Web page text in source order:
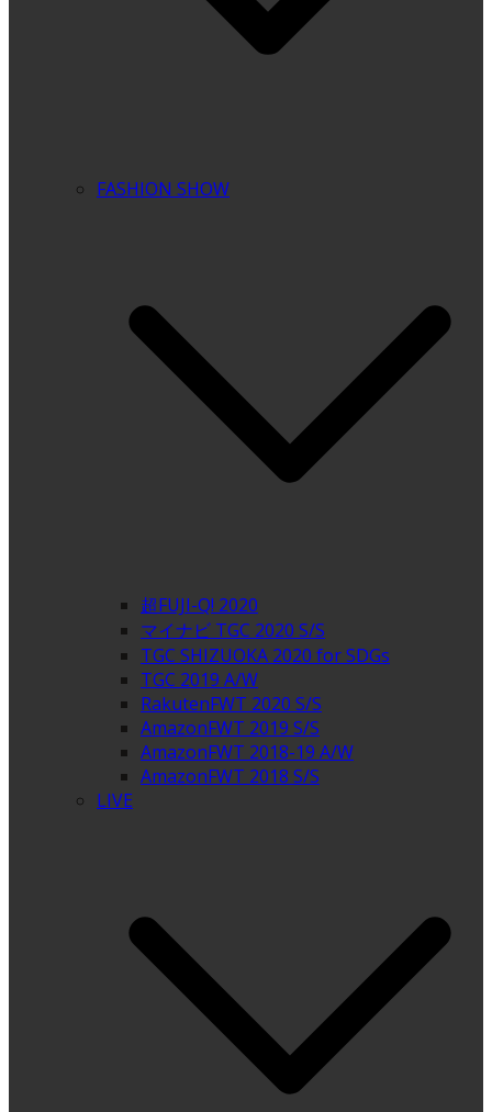
FASHION SHOW
超FUJI-Q! 2020
マイナビ TGC 2020 S/S
TGC SHIZUOKA 2020 for SDGs
TGC 2019 A/W
RakutenFWT 2020 S/S
AmazonFWT 2019 S/S
AmazonFWT 2018-19 A/W
AmazonFWT 2018 S/S
LIVE